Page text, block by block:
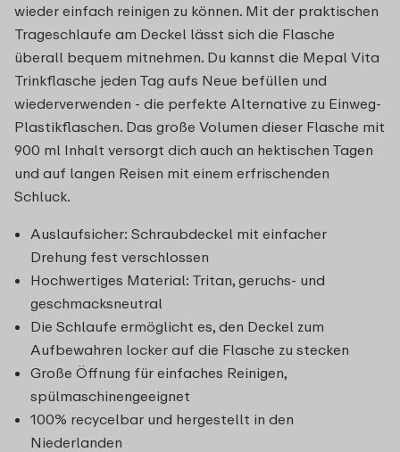
wieder einfach reinigen zu können. Mit der praktischen
Trageschlaufe am Deckel lässt sich die Flasche
überall bequem mitnehmen. Du kannst die Mepal Vita
Trinkflasche jeden Tag aufs Neue befüllen und
wiederverwenden - die perfekte Alternative zu Einweg-
Plastikflaschen. Das große Volumen dieser Flasche mit
900 ml Inhalt versorgt dich auch an hektischen Tagen
und auf langen Reisen mit einem erfrischenden
Schluck.
Auslaufsicher: Schraubdeckel mit einfacher
Drehung fest verschlossen
Hochwertiges Material: Tritan, geruchs- und
geschmacksneutral
Die Schlaufe ermöglicht es, den Deckel zum
Aufbewahren locker auf die Flasche zu stecken
Große Öffnung für einfaches Reinigen,
spülmaschinengeeignet
100% recycelbar und hergestellt in den
Niederlanden